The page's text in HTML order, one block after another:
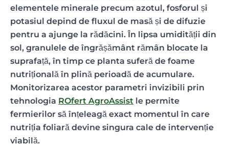
elementele minerale precum azotul, fosforul și
potasiul depind de fluxul de masă și de difuzie
pentru a ajunge la rădăcini. În lipsa umidității din
sol, granulele de îngrășământ rămân blocate la
suprafață, în timp ce planta suferă de foame
nutrițională în plină perioadă de acumulare.
Monitorizarea acestor parametri invizibili prin
tehnologia ROfert AgroAssist le permite
fermierilor să înțeleagă exact momentul în care
nutriția foliară devine singura cale de intervenție
viabilă.